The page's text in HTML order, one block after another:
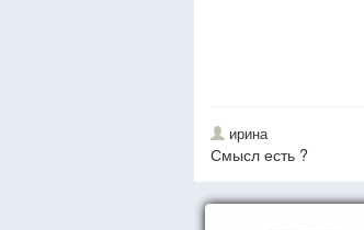
ирина
Смысл есть ?